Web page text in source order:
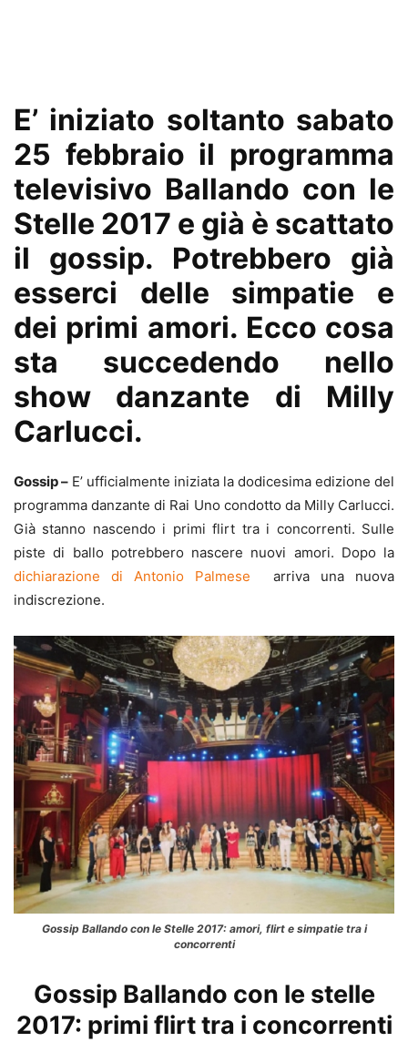
E’ iniziato soltanto sabato
25 febbraio il programma
televisivo Ballando con le
Stelle 2017 e già è scattato
il gossip. Potrebbero già
esserci delle simpatie e
dei primi amori. Ecco cosa
sta succedendo nello
show danzante di Milly
Carlucci.
Gossip – E’ ufficialmente iniziata la dodicesima edizione del
programma danzante di Rai Uno condotto da Milly Carlucci.
Già stanno nascendo i primi flirt tra i concorrenti. Sulle
piste di ballo potrebbero nascere nuovi amori. Dopo la
dichiarazione di Antonio Palmese arriva una nuova
indiscrezione.
Gossip Ballando con le Stelle 2017: amori, flirt e simpatie tra i
concorrenti
Gossip Ballando con le stelle
2017: primi flirt tra i concorrenti